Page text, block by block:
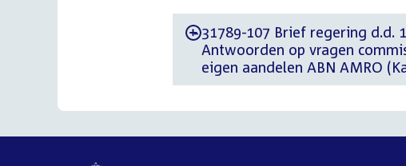
-31789-107 Brief regering d.d.
Antwoorden op vragen
eigen aandelen ABN AMRO